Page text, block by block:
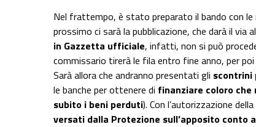
Nel frattempo, è stato preparato il bando con le
prossimo ci sarà la pubblicazione, che darà il via
in Gazzetta ufficiale, infatti, non si può
commissario tirerà le fila entro fine anno, per
Sarà allora che andranno presentati gli scontrini
le banche per ottenere di finanziare coloro
subito i beni perduti). Con l’autorizzazione
versati dalla Protezione sull’apposito conto